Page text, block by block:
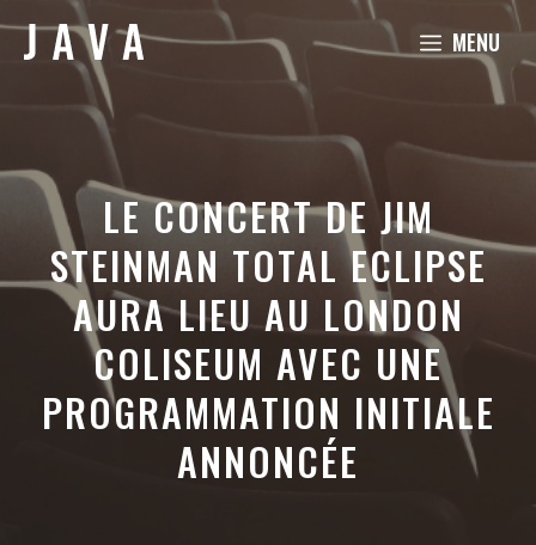
MENU
LE CONCERT DE JIM
STEINMAN TOTAL ECLIPSE
AURA LIEU AU LONDON
COLISEUM AVEC UNE
PROGRAMMATION INITIALE
ANNONCÉE